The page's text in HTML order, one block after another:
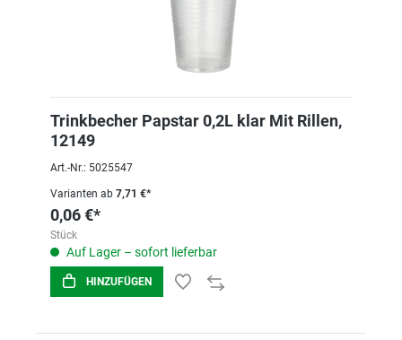
Trinkbecher Papstar 0,2L klar Mit Rillen,
12149
Art.-Nr.: 5025547
Varianten ab 7,71 €*
0,06 €*
Stück
Auf Lager – sofort lieferbar
HINZUFÜGEN